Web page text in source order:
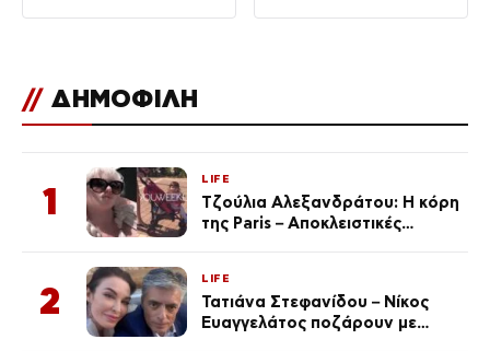
// ΔΗΜΟΦΙΛΗ
1
LIFE
Τζούλια Αλεξανδράτου: Η κόρη
της Paris – Αποκλειστικές
2
LIFE
Τατιάνα Στεφανίδου – Νίκος
Ευαγγελάτος ποζάρουν με